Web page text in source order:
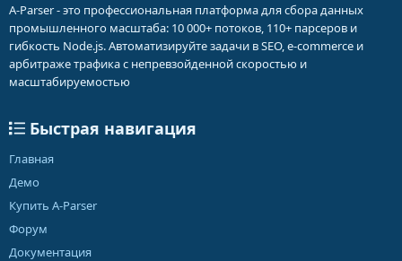
A-Parser - это профессиональная платформа для сбора данных
промышленного масштаба: 10 000+ потоков, 110+ парсеров и
гибкость Node.js. Автоматизируйте задачи в SEO, e-commerce и
арбитраже трафика с непревзойденной скоростью и
масштабируемостью
Быстрая навигация
Главная
Демо
Купить A-Parser
Форум
Документация